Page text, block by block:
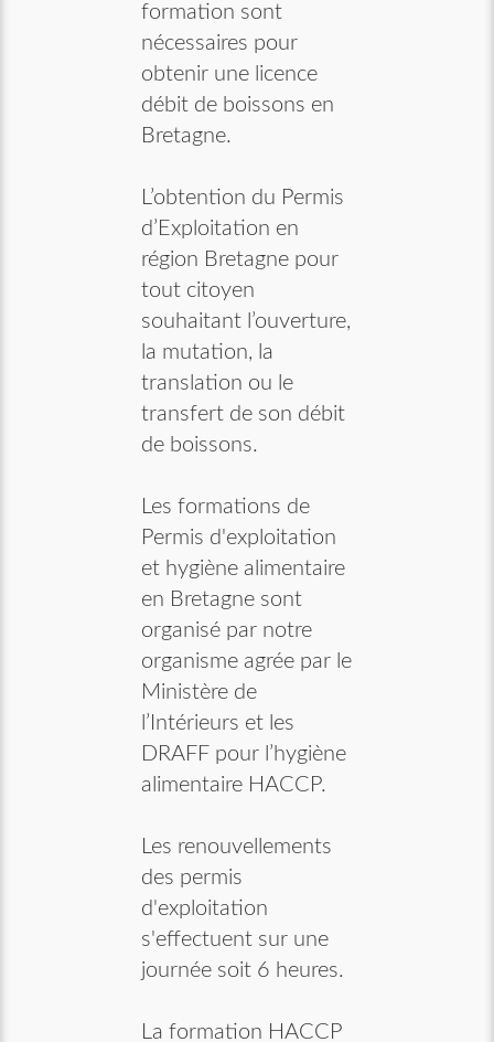
formation sont
nécessaires pour
obtenir une licence
débit de boissons en
Bretagne.
L’obtention du Permis
d’Exploitation en
région Bretagne pour
tout citoyen
souhaitant l’ouverture,
la mutation, la
translation ou le
transfert de son débit
de boissons.
Les formations de
Permis d'exploitation
et hygiène alimentaire
en Bretagne sont
organisé par notre
organisme agrée par le
Ministère de
l’Intérieurs et les
DRAFF pour l’hygiène
alimentaire HACCP.
Les renouvellements
des permis
d'exploitation
s'effectuent sur une
journée soit 6 heures.
La formation HACCP